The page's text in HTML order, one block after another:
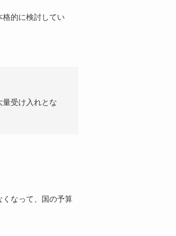
格的に検討してい
受け入れとな
くなって、国の予算